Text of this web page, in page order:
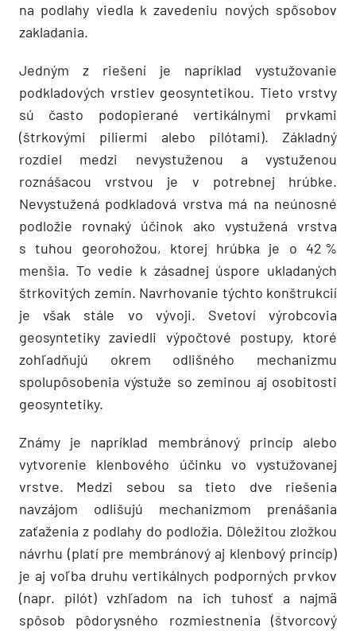
na podlahy viedla k zavedeniu nových spôsobov
zakladania.
Jedným z riešení je napríklad vystu­žovanie
podkladových vrstiev geosynteti­kou. Tieto vrstvy
sú často podopierané vertikálnymi prvkami
(štrkovými piliermi alebo pilótami). Základný
rozdiel medzi nevy­stuženou a vystuženou
roznášacou vrstvou je v potrebnej hrúbke.
Nevystužená podkladová vrstva má na neúnosné
podložie rovnaký účinok ako vystužená vrstva
s tuhou georohožou, ktorej hrúbka je o 42 %
menšia. To vedie k zásadnej úspore ukladaných
štrkovitých zemín. Navrhovanie týchto konštrukcií
je však stále vo vývoji. Svetoví výrobcovia
geosyntetiky zaviedli výpočtové postupy, ktoré
zohľadňujú okrem odlišného mecha­nizmu
spolupôsobenia výstuže so zeminou aj ­osobitosti
geosyntetiky.
Známy je napríklad membránový princíp alebo
vytvo­renie klenbového účinku vo vystužovanej
vrstve. Medzi sebou sa tieto dve riešenia
navzájom odlišujú mechanizmom prenášania
zaťaženia z podlahy do podložia. Dôležitou zložkou
návrhu (platí pre membránový aj klenbový princíp)
je aj voľba druhu vertikálnych podporných prvkov
(napr. pilót) vzhľadom na ich tuhosť a najmä
spôsob pôdorysného rozmiestnenia (štvorcový